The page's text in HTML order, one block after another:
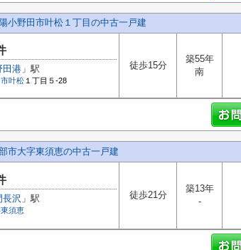
小野田市叶松１丁目の中古一戸建
田港 」駅
叶松 １丁目５-28
徒歩15分
築55年
南
市大字東須恵の中古一戸建
長沢 」駅
須恵
徒歩21分
築13年
-